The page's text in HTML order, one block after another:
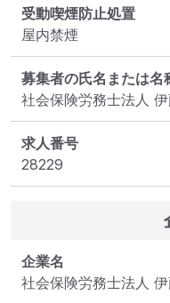
受動喫煙防止処置
屋内禁煙
募集者の氏名または名
社会保険労務士法人
求人番号
28229
企業名
社会保険労務士法人